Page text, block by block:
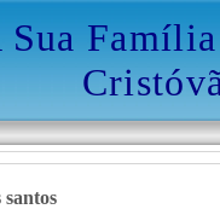
Sua
santos